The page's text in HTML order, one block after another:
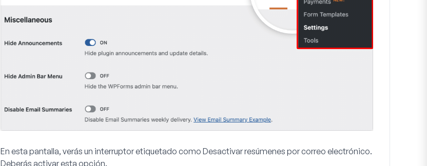
En esta pantalla, verás un interruptor etiquetado como Desactivar resúmenes por correo electrónico.
Deberás activar esta opción.